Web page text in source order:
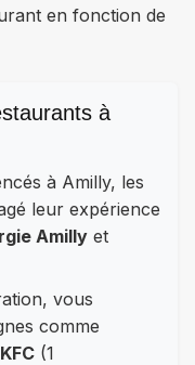
en fonction de
à
à Amilly, les
leur expérience
Amilly et
vous
comme
KFC (1